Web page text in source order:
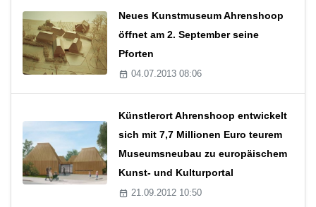
Neues Kunstmuseum Ahrenshoop
öffnet am 2. September seine
Pforten
04.07.2013 08:06
Künstlerort Ahrenshoop entwickelt
sich mit 7,7 Millionen Euro teurem
Museumsneubau zu europäischem
Kunst- und Kulturportal
21.09.2012 10:50